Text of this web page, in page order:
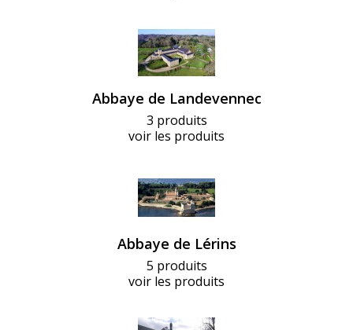
Abbaye de Landevennec
3 produits
voir les produits
Abbaye de Lérins
5 produits
voir les produits